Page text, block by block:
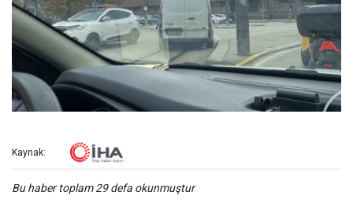
Kaynak:
Bu haber toplam 29 defa okunmuştur